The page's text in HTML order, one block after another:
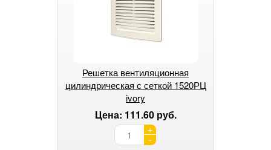
Решетка вентиляционная
цилиндрическая с сеткой 1520РЦ
ivory
Цена: 111.60 руб.
+
-